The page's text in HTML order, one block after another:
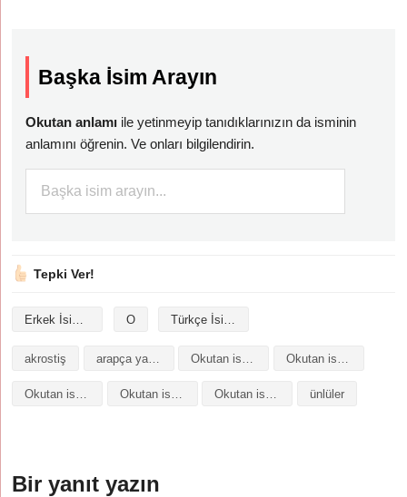
Başka İsim Arayın
Okutan anlamı ile yetinmeyip tanıdıklarınızın da isminin
anlamını öğrenin. Ve onları bilgilendirin.
Tepki Ver!
Erkek İsimleri O Türkçe İsimler
akrostiş arapça yazılışı
Okutan isminin baş harfleriyle şiir Okutan isminin kökeni Okutan isminin numerolojisi ünlüler
Bir yanıt yazın